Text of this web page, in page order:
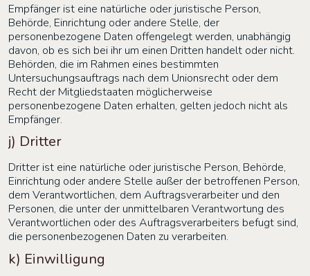
Empfänger ist eine natürliche oder juristische Person,
Behörde, Einrichtung oder andere Stelle, der
personenbezogene Daten offengelegt werden, unabhängig
davon, ob es sich bei ihr um einen Dritten handelt oder nicht.
Behörden, die im Rahmen eines bestimmten
Untersuchungsauftrags nach dem Unionsrecht oder dem
Recht der Mitgliedstaaten möglicherweise
personenbezogene Daten erhalten, gelten jedoch nicht als
Empfänger.
j) Dritter
Dritter ist eine natürliche oder juristische Person, Behörde,
Einrichtung oder andere Stelle außer der betroffenen Person,
dem Verantwortlichen, dem Auftragsverarbeiter und den
Personen, die unter der unmittelbaren Verantwortung des
Verantwortlichen oder des Auftragsverarbeiters befugt sind,
die personenbezogenen Daten zu verarbeiten.
k) Einwilligung